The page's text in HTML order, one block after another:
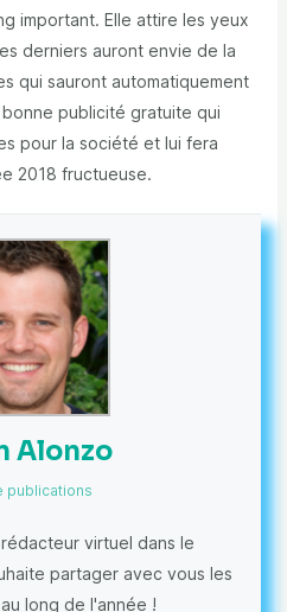
important. Elle attire les yeux
derniers auront envie de la
qui sauront automatiquement
publicité gratuite qui
pour la société et lui fera
2018 fructueuse.
Alonzo
publications
virtuel dans le
partager avec vous les
long de l'année !